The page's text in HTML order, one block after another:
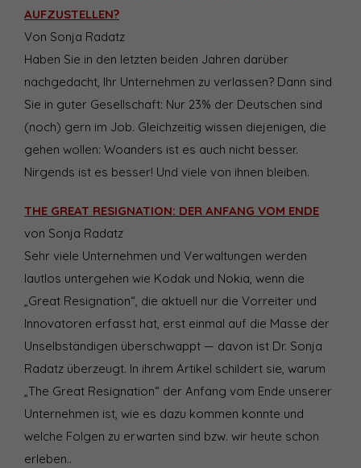
AUFZUSTELLEN?
Von Sonja Radatz
Haben Sie in den letzten beiden Jahren darüber
nachgedacht, Ihr Unternehmen zu verlassen? Dann sind
Sie in guter Gesellschaft: Nur 23% der Deutschen sind
(noch) gern im Job. Gleichzeitig wissen diejenigen, die
gehen wollen: Woanders ist es auch nicht besser.
Nirgends ist es besser! Und viele von ihnen bleiben.
THE GREAT RESIGNATION: DER ANFANG VOM ENDE
von Sonja Radatz
Sehr viele Unternehmen und Verwaltungen werden
lautlos untergehen wie Kodak und Nokia, wenn die
„Great Resignation“, die aktuell nur die Vorreiter und
Innovatoren erfasst hat, erst einmal auf die Masse der
Unselbständigen überschwappt — davon ist Dr. Sonja
Radatz überzeugt. In ihrem Artikel schildert sie, warum
„The Great Resignation“ der Anfang vom Ende unserer
Unternehmen ist, wie es dazu kommen konnte und
welche Folgen zu erwarten sind bzw. wir heute schon
erleben..